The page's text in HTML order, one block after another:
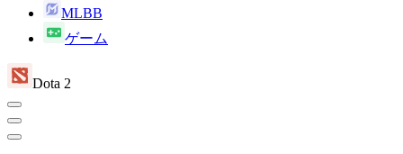
MLBB
ゲーム
Dota 2